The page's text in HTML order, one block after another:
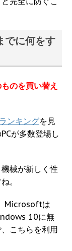
でに何をす
のを買い替え
ンキングを見
が多数登場し
械が新しく性
。
Microsoftは
10に無
こちらを利用